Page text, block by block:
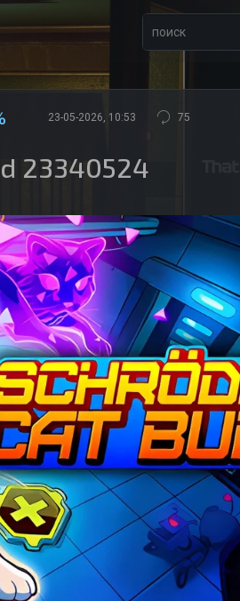
23-05-2026, 10:53 75
23340524